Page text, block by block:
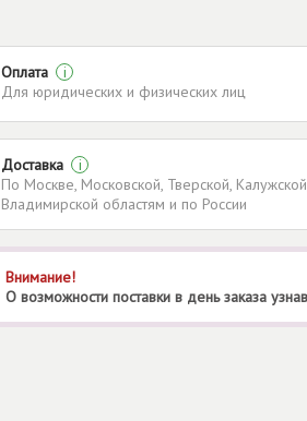
Оплата
i
Для юридических и физических лиц
Доставка
i
По Москве, Московской, Тверской,
Владимирской областям и по России
Внимание!
О возможности поставки в день заказа